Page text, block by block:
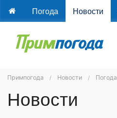
Погода Новости
Примпогода Новости Погода
Новости